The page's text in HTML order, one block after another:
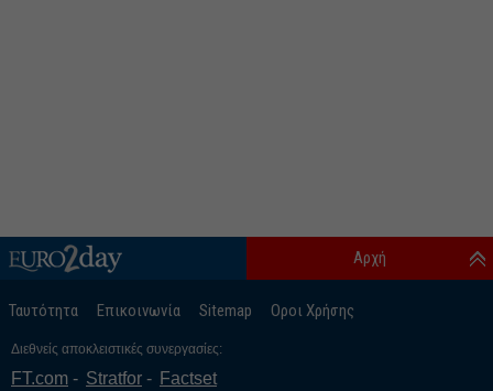
Ταυτότητα Επικοινωνία Sitemap Οροι Χρήσης
Αρχή
Διεθνείς αποκλειστικές συνεργασίες:
FT.com Stratfor Factset